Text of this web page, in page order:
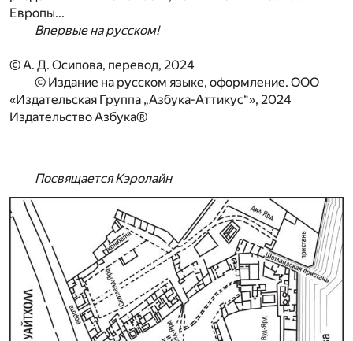
Европы...
Впервые на русском!
© А. Д. Осипова, перевод, 2024
© Издание на русском языке, оформление. ООО
«Издательская Группа „Азбука-Аттикус“», 2024
Издательство Азбука®
Посвящается Кэролайн